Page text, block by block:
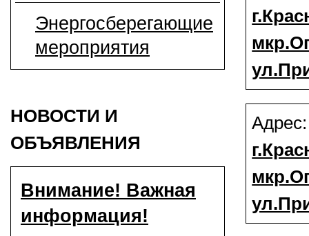
Энергосберегающие
мероприятия
НОВОСТИ И
ОБЪЯВЛЕНИЯ
Внимание! Важная
информация!